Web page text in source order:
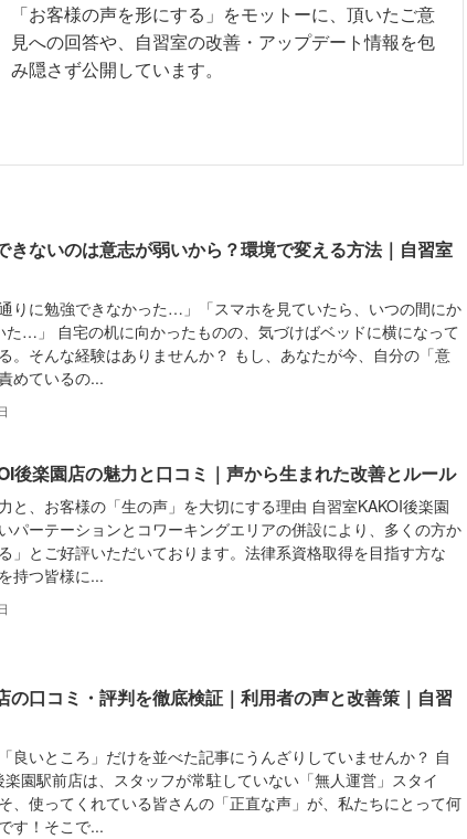
「お客様の声を形にする」をモットーに、頂いたご意
見への回答や、自習室の改善・アップデート情報を包
み隠さず公開しています。
きないのは意志が弱いから？環境で変える方法｜自習室
通りに勉強できなかった…」「スマホを見ていたら、いつの間にか
た…」 自宅の机に向かったものの、気づけばベッドに横になって
。そんな経験はありませんか？ もし、あなたが今、自分の「意
めているの...
後楽園店の魅力と口コミ｜声から生まれた改善とルール
と、お客様の「生の声」を大切にする理由 自習室KAKOI後楽園
パーテーションとコワーキングエリアの併設により、多くの方か
」とご好評いただいております。法律系資格取得を目指す方な
持つ皆様に...
の口コミ・評判を徹底検証｜利用者の声と改善策｜自習
良いところ」だけを並べた記事にうんざりしていませんか？ 自
楽園駅前店は、スタッフが常駐していない「無人運営」スタイ
、使ってくれている皆さんの「正直な声」が、私たちにとって何
す！そこで...